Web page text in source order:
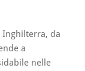
Inghilterra, da
a
nelle